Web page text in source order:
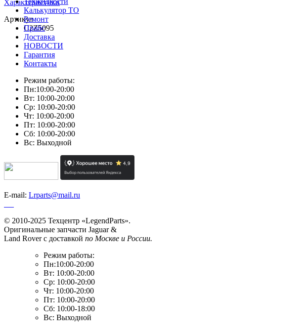
Характеристики
Артикул
C2Z5095
Калькулятор ТО
Ремонт
Прайс
Доставка
НОВОСТИ
Гарантия
Контакты
Режим работы:
Пн:10:00-20:00
Вт: 10:00-20:00
Ср: 10:00-20:00
Чт: 10:00-20:00
Пт: 10:00-20:00
Сб: 10:00-20:00
Вс: Выходной
E-mail: Lrparts@mail.ru
© 2010-2025 Техцентр «LegendParts».
Оригинальные запчасти Jaguar &
Land Rover с доставкой по Москве и России.
Режим работы:
Пн:10:00-20:00
Вт: 10:00-20:00
Ср: 10:00-20:00
Чт: 10:00-20:00
Пт: 10:00-20:00
Сб: 10:00-18:00
Вс: Выходной